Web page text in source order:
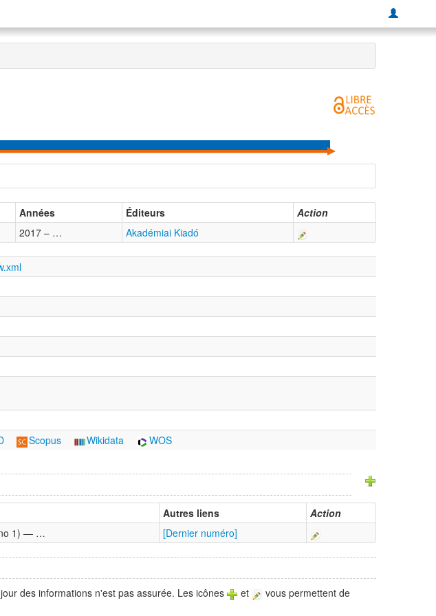
Années Éditeurs
Action
2017 – … Akadémiai Kiadó
Scopus Wikidata WOS
Autres liens
Action
no 1) — … [Dernier numéro]
des informations n'est pas assurée. Les icônes et
vous permettent de